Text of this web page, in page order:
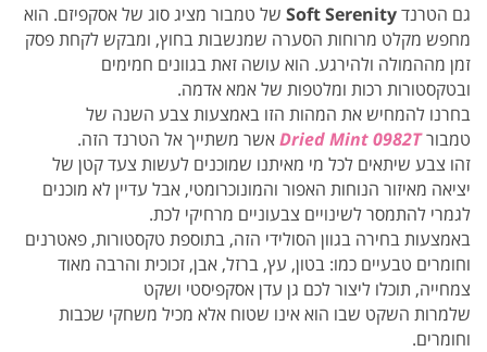
גם הטרנדSoft Serenity של טמבור מציג סוג של אסקפיזם. הוא
מחפש מקלט מרוחות הסערה שמנשבות בחוץ, ומבקש לקחת פסק
זמן מההמולה ולהירגע. הוא עושה זאת בגוונים חמימים
ובטקסטורות רכות ומלטפות של אמא אדמה.
בחרנו להמחיש את המהות הזו באמצעות צבע השנה של
טמבורDried Mint 0982Tאשר משתייך אל הטרנד הזה.
זהו צבע שיתאים לכל מי מאיתנו שמוכנים לעשות צעד קטן של
יציאה מאיזור הנוחות האפור והמונוכרומטי, אבל עדיין לא מוכנים
לגמרי להתמסר לשינויים צבעוניים מרחיקי לכת.
באמצעות בחירה בגוון הסולידי הזה, בתוספת טקסטורות, פאטרנים
וחומרים טבעיים כמו: בטון, עץ, ברזל, אבן, זכוכית והרבה מאוד
צמחייה, תוכלו ליצור לכם גן עדן אסקפיסטי ושקט
שלמרות השקט שבו הוא אינו שטוח אלא מכיל משחקי שכבות
וחומרים.